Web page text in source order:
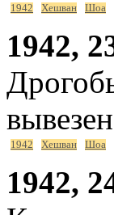
1942 Хешван Шоа
1942,
1942 Хешван Шоа
1942,